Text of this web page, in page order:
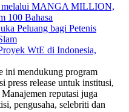
melalui MANGA MILLION,
100 Bahasa
Peluang bagi Petenis
WtE di Indonesia,
ini mendukung program
press release untuk institusi,
reputasi juga
pengusaha, selebriti dan